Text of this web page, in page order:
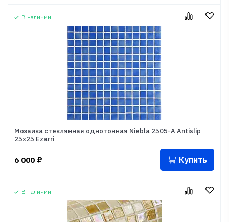
В наличии
Мозаика стеклянная однотонная Niebla 2505-A Antislip
25x25 Ezarri
6 000 ₽ Купить
В наличии